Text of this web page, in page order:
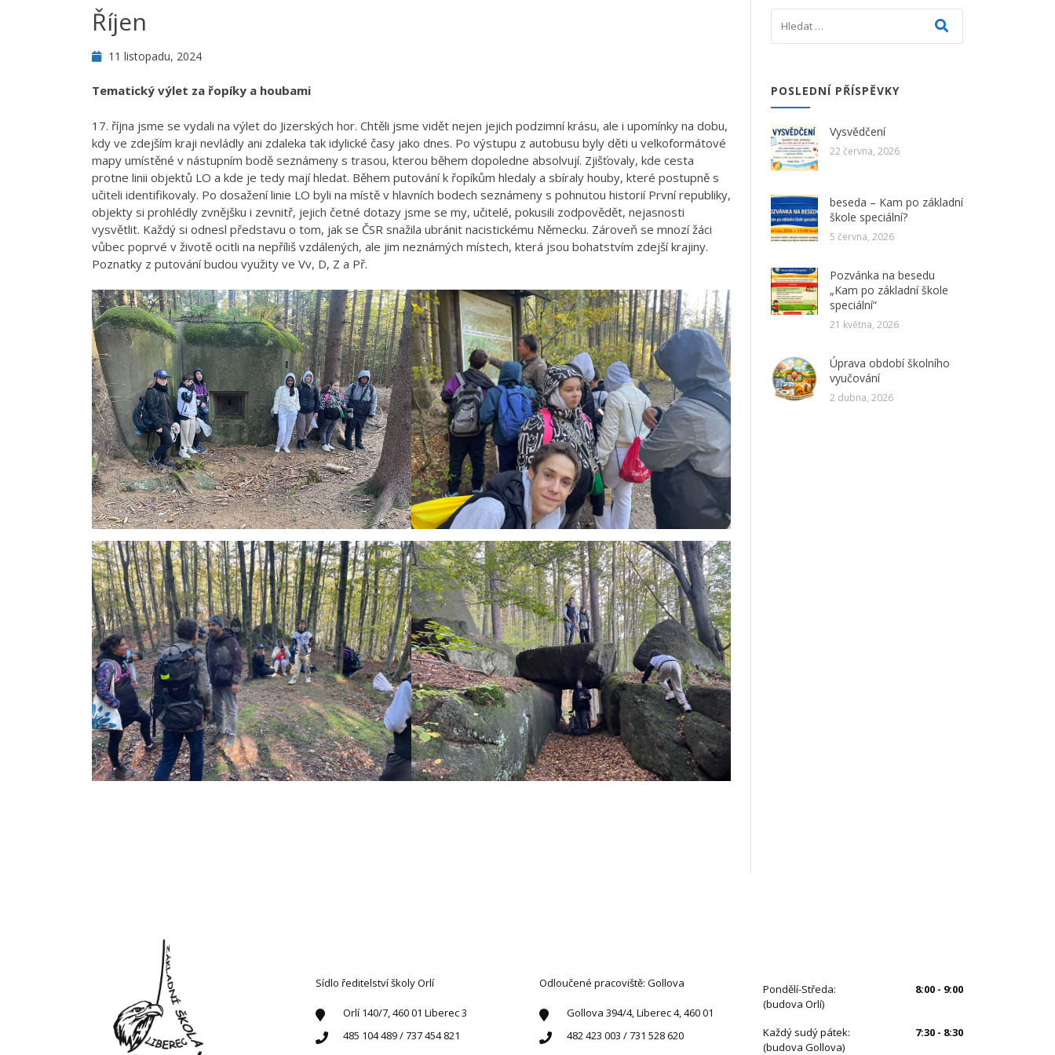
Říjen
11 listopadu, 2024
Tematický výlet za řopíky a houbami
17. října jsme se vydali na výlet do Jizerských hor. Chtěli jsme vidět nejen jejich podzimní krásu, ale i upomínky na dobu,
kdy ve zdejším kraji nevládly ani zdaleka tak idylické časy jako dnes. Po výstupu z autobusu byly děti u velkoformátové
mapy umístěné v nástupním bodě seznámeny s trasou, kterou během dopoledne absolvují. Zjišťovaly, kde cesta
protne linii objektů LO a kde je tedy mají hledat. Během putování k řopíkům hledaly a sbíraly houby, které postupně s
učiteli identifikovaly. Po dosažení linie LO byli na místě v hlavních bodech seznámeny s pohnutou historií První republiky,
objekty si prohlédly zvnějšku i zevnitř, jejich četné dotazy jsme se my, učitelé, pokusili zodpovědět, nejasnosti
vysvětlit. Každý si odnesl představu o tom, jak se ČSR snažila ubránit nacistickému Německu. Zároveň se mnozí žáci
vůbec poprvé v životě ocitli na nepříliš vzdálených, ale jim neznámých místech, která jsou bohatstvím zdejší krajiny.
Poznatky z putování budou využity ve Vv, D, Z a Př.
POSLEDNÍ PŘÍSPĚVKY
Vysvědčení
22 června, 2026
beseda – Kam po základní
škole speciální?
5 června, 2026
Pozvánka na besedu
„Kam po základní škole
speciální“
21 května, 2026
Úprava období školního
vyučování
2 dubna, 2026
Sídlo ředitelství školy Orlí
Orlí 140/7, 460 01 Liberec 3
485 104 489 / 737 454 821
Odloučené pracoviště: Gollova
Gollova 394/4, Liberec 4, 460 01
482 423 003 / 731 528 620
Pondělí-Středa:
8:00 - 9:00
(budova Orlí)
Každý sudý pátek:
7:30 - 8:30
(budova Gollova)